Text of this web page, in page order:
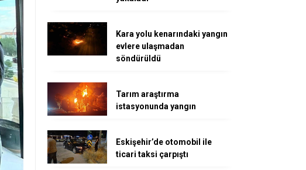
Kara yolu kenarındaki yangın
evlere ulaşmadan
söndürüldü
Tarım araştırma
istasyonunda yangın
Eskişehir’de otomobil ile
ticari taksi çarpıştı